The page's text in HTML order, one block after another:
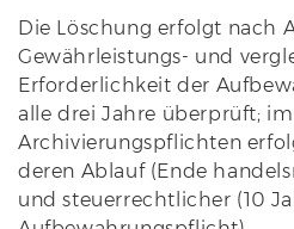
Die Löschung erfolgt nach
Gewährleistungs- und
Erforderlichkeit der
alle drei Jahre überprüft;
Archivierungspflichten
deren Ablauf (Ende
und steuerrechtlicher (10